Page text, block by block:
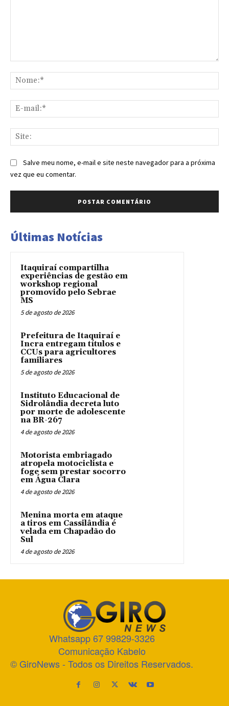
Salve meu nome, e-mail e site neste navegador para a próxima
vez que eu comentar.
Últimas Notícias
Itaquiraí compartilha
experiências de gestão em
workshop regional
promovido pelo Sebrae
MS
5 de agosto de 2026
Prefeitura de Itaquiraí e
Incra entregam títulos e
CCUs para agricultores
familiares
5 de agosto de 2026
Instituto Educacional de
Sidrolândia decreta luto
por morte de adolescente
na BR-267
4 de agosto de 2026
Motorista embriagado
atropela motociclista e
foge sem prestar socorro
em Água Clara
4 de agosto de 2026
Menina morta em ataque
a tiros em Cassilândia é
velada em Chapadão do
Sul
4 de agosto de 2026
Whatsapp 67 99829-3326
Comunicação Kabelo
© GiroNews - Todos os Direitos Reservados.